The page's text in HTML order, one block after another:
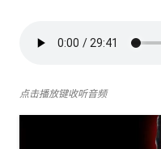
点击播放键收听音频